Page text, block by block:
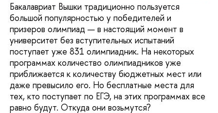
Бакалавриат Вышки традиционно пользуется
большой популярностью у победителей и
призеров олимпиад — в настоящий момент в
университет без вступительных испытаний
поступает уже 831 олимпиадник. На некоторых
программах количество олимпиадников уже
приближается к количеству бюджетных мест или
даже превысило его. Но бесплатные места для
тех, кто поступает по ЕГЭ, на этих программах все
равно будут. Откуда они возьмутся?